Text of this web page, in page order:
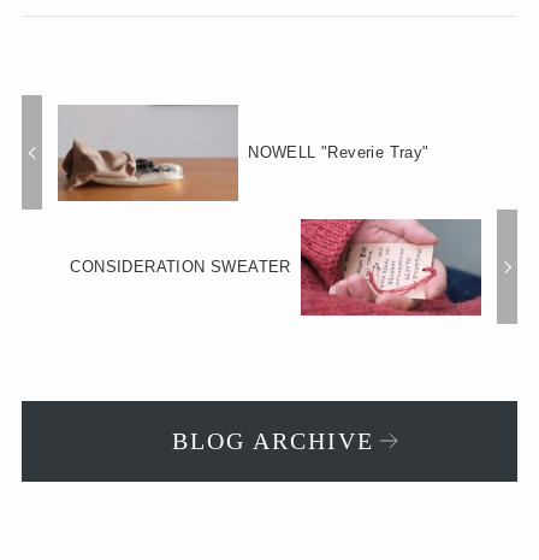
NOWELL "Reverie Tray"
CONSIDERATION SWEATER
BLOG ARCHIVE